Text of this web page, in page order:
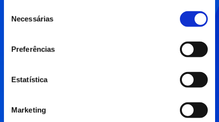
Necessárias
Preferências
Estatística
Marketing
informações? Não hesites em enviar uma